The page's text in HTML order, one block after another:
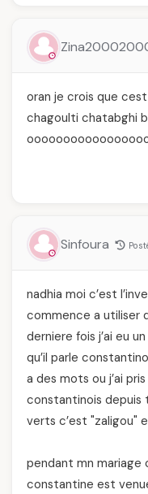
oran je crois que
chagoulti chatabghi
Sinfoura
nadhia moi c’est
commence a utiliser
derniere fois j’ai eu
qu’il parle
a des mots ou j’ai
constantinois
verts c’est "zaligou"
pendant mn
constantine est